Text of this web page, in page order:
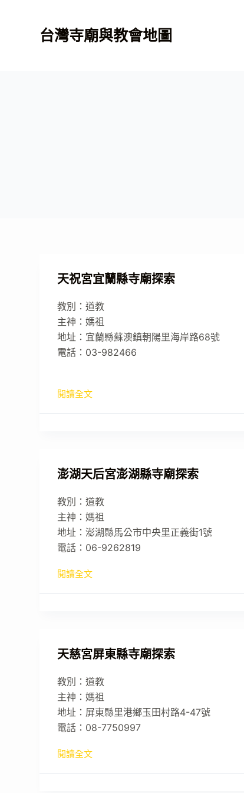
台灣寺廟與教會地圖
天祝宮宜蘭縣寺廟探索
教別：道教
主神：媽祖
地址：宜蘭縣蘇澳鎮朝陽里海岸路68號
電話：03-982466
閱讀全文
澎湖天后宮澎湖縣寺廟探索
教別：道教
主神：媽祖
地址：澎湖縣馬公市中央里正義街1號
電話：06-9262819
閱讀全文
天慈宮屏東縣寺廟探索
教別：道教
主神：媽祖
地址：屏東縣里港鄉玉田村路4-47號
電話：08-7750997
閱讀全文